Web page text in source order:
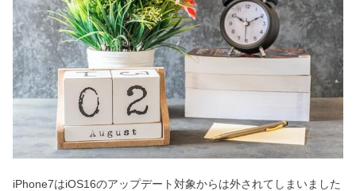
iPhone7はiOS16のアップデート対象からは外されてしまいました